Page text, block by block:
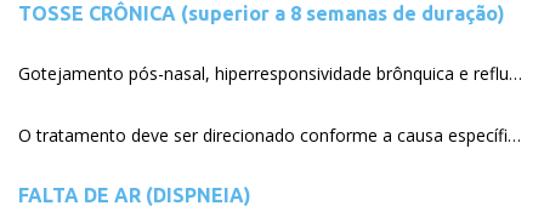
TOSSE CRÔNICA (superior a 8 semanas de duração)
Gotejamento pós-nasal, hiperresponsividade brônquica e refluxo gastroesofágico constituem causas de tosse crônica em mais de 90% das vezes nos pacientes não fumantes, que não estejam tomando drogas potencialmente causadoras de tosse (mais comuns inibidores da ECA, como: captopril e enalapril, por exemplo) e que tenham radiografias de tórax normal. A tosse crônica, muitas vezes, deve-se à associação de dois ou mais fatores da tríade, constituída de gotejamento pós-nasal, hiperresponsividade brônquica e refluxo gastroesofágico. A radiografia do tórax deve ser solicitada na abordagem inicial de quase todos os pacientes com tosse crônica. Outras causas frequentes de tosse crônica são: asma, tosse pós-infecciosa, doença pulmonar obstrutiva crônica (DPOC ou bronquite crônica e enfisema). Outras causas menos frequentes são: doença pulmonar intersticial em estágio precoce, pêlos ou cerume em contato com a membrana timpânica, corpo estranho no nariz ou na via aérea, cardiopatia (em estágio precoce), fatores ocupacionais, tumores de pulmão, colapso traqueal e discinesia das cordas vocais.
O tratamento deve ser direcionado conforme a causa específica.
FALTA DE AR (DISPNEIA)